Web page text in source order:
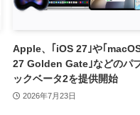
Apple、｢iOS 27｣や｢
27 Golden Gate｣などのパ
ックベータ2を提供開始
2026年7月23日